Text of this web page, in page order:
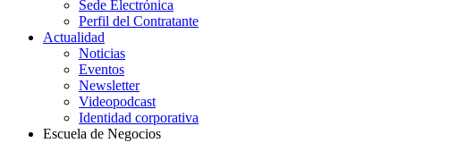
Sede Electrónica
Perfil del Contratante
Actualidad
Noticias
Eventos
Newsletter
Videopodcast
Identidad corporativa
Escuela de Negocios